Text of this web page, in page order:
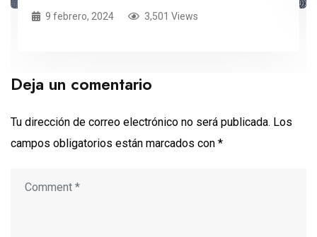
9 febrero, 2024 3,501 Views
Deja un comentario
Tu dirección de correo electrónico no será publicada. Los
campos obligatorios están marcados con *